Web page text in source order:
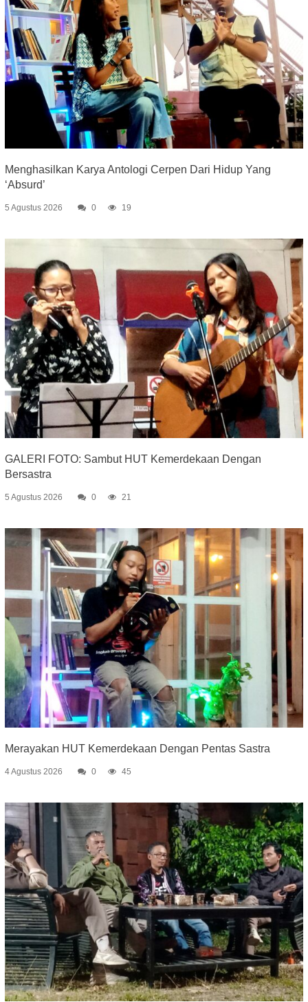
Menghasilkan Karya Antologi Cerpen Dari Hidup Yang
‘Absurd’
5 Agustus 2026 0 19
GALERI FOTO: Sambut HUT Kemerdekaan Dengan
Bersastra
5 Agustus 2026 0 21
Merayakan HUT Kemerdekaan Dengan Pentas Sastra
4 Agustus 2026 0 45